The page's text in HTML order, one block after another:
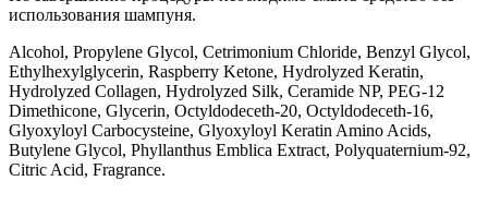
использования шампуня.
Alcohol, Propylene Glycol, Cetrimonium Chloride, Benzyl Glycol,
Ethylhexylglycerin, Raspberry Ketone, Hydrolyzed Keratin,
Hydrolyzed Collagen, Hydrolyzed Silk, Ceramide NP, PEG-12
Dimethicone, Glycerin, Octyldodeceth-20, Octyldodeceth-16,
Glyoxyloyl Carbocysteine, Glyoxyloyl Keratin Amino Acids,
Butylene Glycol, Phyllanthus Emblica Extract, Polyquaternium-92,
Citric Acid, Fragrance.